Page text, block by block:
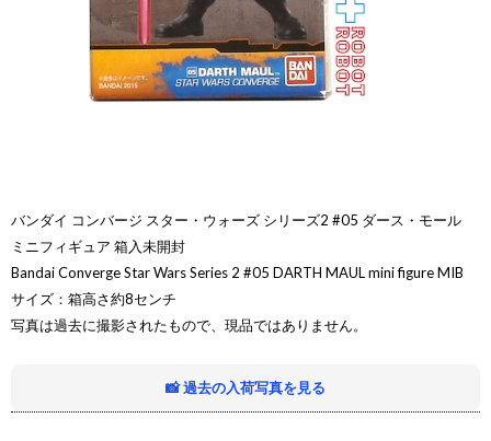
バンダイ コンバージ スター・ウォーズ シリーズ2 #05 ダース・モール
ミニフィギュア 箱入未開封
Bandai Converge Star Wars Series 2 #05 DARTH MAUL mini figure MIB
サイズ：箱高さ約8センチ
写真は過去に撮影されたもので、現品ではありません。
📸 過去の入荷写真を見る